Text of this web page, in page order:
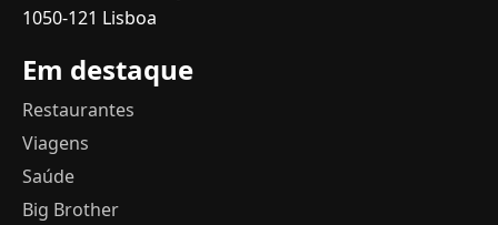
1050-121 Lisboa
Em destaque
Restaurantes
Viagens
Saúde
Big Brother